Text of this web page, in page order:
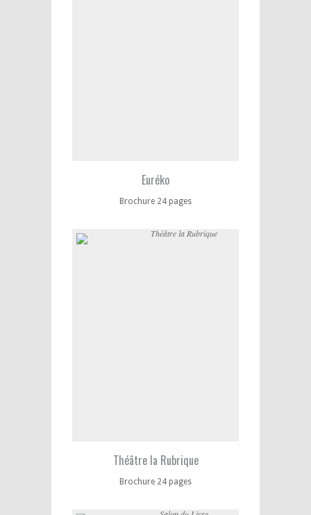
Euréko
Brochure 24 pages
Théâtre la Rubrique
Brochure 24 pages